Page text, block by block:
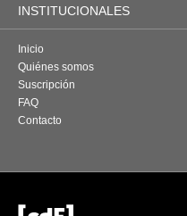
INSTITUCIONALES
Inicio
Quiénes somos
Suscripción
FAQ
Contacto